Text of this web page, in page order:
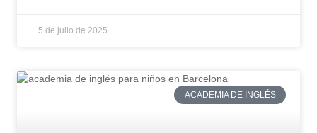
5 de julio de 2025
ACADEMIA DE INGLÉS